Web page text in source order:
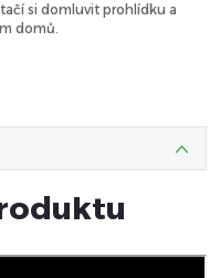
si domluvit prohlídku a
domů.